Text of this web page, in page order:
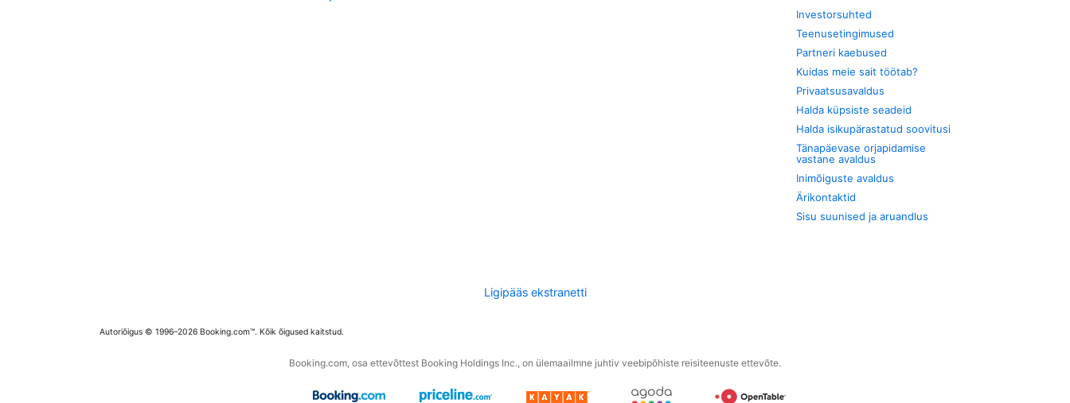
Investorsuhted
Teenusetingimused
Partneri kaebused
Kuidas meie sait töötab?
Privaatsusavaldus
Halda küpsiste seadeid
Halda isikupärastatud soovitusi
Tänapäevase orjapidamise
vastane avaldus
Inimõiguste avaldus
Ärikontaktid
Sisu suunised ja aruandlus
Ligipääs ekstranetti
Autoriõigus © 1996–2026 Booking.com™. Kõik õigused kaitstud.
Booking.com, osa ettevõttest Booking Holdings Inc., on ülemaailmne juhtiv veebipõhiste reisiteenuste ettevõte.